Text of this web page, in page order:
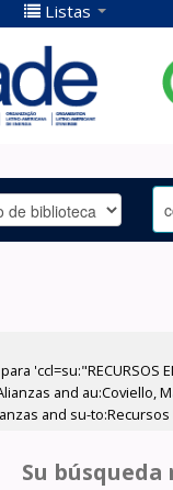
Listas
'ccl=su:"RECURSOS
and au:Coviello,
and su-
Su